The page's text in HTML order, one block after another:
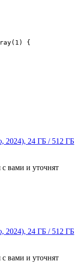
2024), 24 ГБ / 512 ГБ
вами и уточнят
2024), 24 ГБ / 512 ГБ
вами и уточнят